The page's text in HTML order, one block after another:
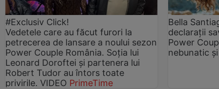
#Exclusiv Click!
Vedetele care au făcut furori la
petrecerea de lansare a noului sezon
Power Couple România. Soția lui
Leonard Doroftei și partenera lui
Robert Tudor au întors toate
privirile. VIDEO PrimeTime
Bella
declarații
Power
nebunatic